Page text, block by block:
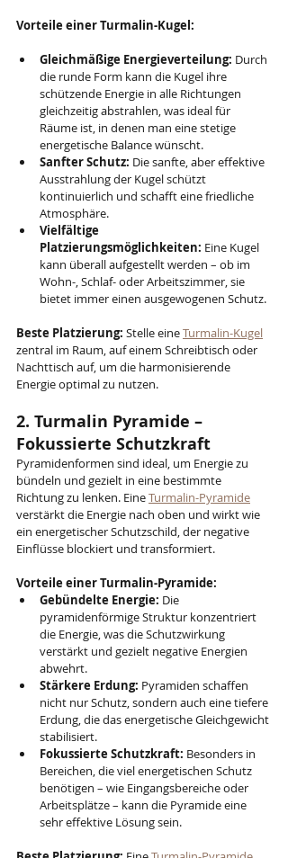
Vorteile einer Turmalin-Kugel:
Gleichmäßige Energieverteilung: Durch
die runde Form kann die Kugel ihre
schützende Energie in alle Richtungen
gleichzeitig abstrahlen, was ideal für
Räume ist, in denen man eine stetige
energetische Balance wünscht.
Sanfter Schutz: Die sanfte, aber effektive
Ausstrahlung der Kugel schützt
kontinuierlich und schafft eine friedliche
Atmosphäre.
Vielfältige
Platzierungsmöglichkeiten: Eine Kugel
kann überall aufgestellt werden – ob im
Wohn-, Schlaf- oder Arbeitszimmer, sie
bietet immer einen ausgewogenen Schutz.
Beste Platzierung: Stelle eine Turmalin-Kugel
zentral im Raum, auf einem Schreibtisch oder
Nachttisch auf, um die harmonisierende
Energie optimal zu nutzen.
2. Turmalin Pyramide –
Fokussierte Schutzkraft
Pyramidenformen sind ideal, um Energie zu
bündeln und gezielt in eine bestimmte
Richtung zu lenken. Eine Turmalin-Pyramide
verstärkt die Energie nach oben und wirkt wie
ein energetischer Schutzschild, der negative
Einflüsse blockiert und transformiert.
Vorteile einer Turmalin-Pyramide:
Gebündelte Energie: Die
pyramidenförmige Struktur konzentriert
die Energie, was die Schutzwirkung
verstärkt und gezielt negative Energien
abwehrt.
Stärkere Erdung: Pyramiden schaffen
nicht nur Schutz, sondern auch eine tiefere
Erdung, die das energetische Gleichgewicht
stabilisiert.
Fokussierte Schutzkraft: Besonders in
Bereichen, die viel energetischen Schutz
benötigen – wie Eingangsbereiche oder
Arbeitsplätze – kann die Pyramide eine
sehr effektive Lösung sein.